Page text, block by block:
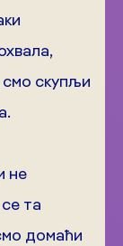
скупљи
не
та
домаћи